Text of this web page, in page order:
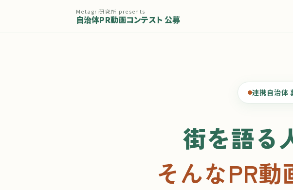
Metagri研究所 presents
自治体PR動画コンテスト 公募
連携自治体
街を語る
そんなPR動